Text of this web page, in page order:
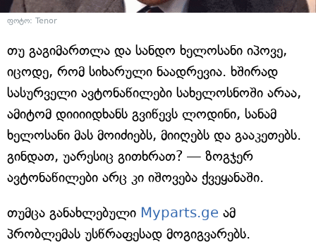
ფოტო: Tenor
თუ გაგიმართლა და სანდო ხელოსანი იპოვე,
იცოდე, რომ სიხარული ნაადრევია. ხშირად
სასურველი ავტონაწილები სახელოსნოში არაა,
ამიტომ დიიიიდხანს გვიწევს ლოდინი, სანამ
ხელოსანი მას მოიძიებს, მიიღებს და გააკეთებს.
გინდათ, უარესიც გითხრათ? — ზოგჯერ
ავტონაწილები არც კი იშოვება ქვეყანაში.
თუმცა განახლებული Myparts.ge ამ
პრობლემას უსწრაფესად მოგიგვარებს.